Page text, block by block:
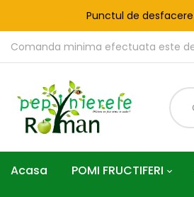
Punctul de
Comanda minima efectuata este
Acasa POMI FRUCTIFERI